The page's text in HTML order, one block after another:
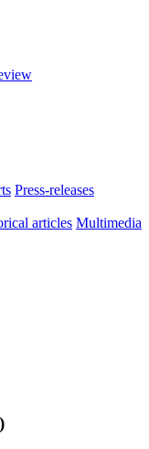
Press-releases
articles Multimedia